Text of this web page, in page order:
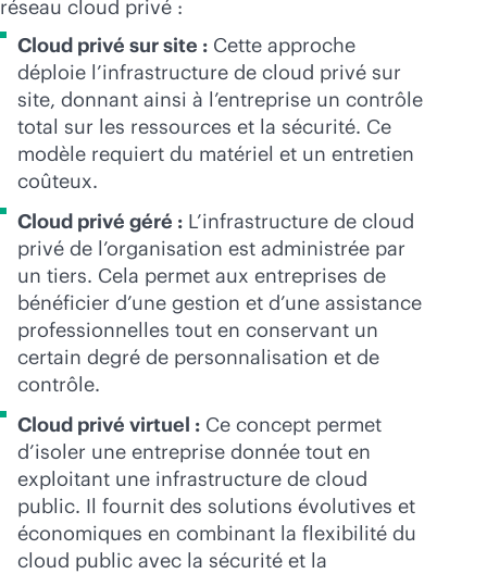
réseau cloud privé :
Cloud privé sur site : Cette approche
déploie l’infrastructure de cloud privé sur
site, donnant ainsi à l’entreprise un contrôle
total sur les ressources et la sécurité. Ce
modèle requiert du matériel et un entretien
coûteux.
Cloud privé géré : L’infrastructure de cloud
privé de l’organisation est administrée par
un tiers. Cela permet aux entreprises de
bénéficier d’une gestion et d’une assistance
professionnelles tout en conservant un
certain degré de personnalisation et de
contrôle.
Cloud privé virtuel : Ce concept permet
d’isoler une entreprise donnée tout en
exploitant une infrastructure de cloud
public. Il fournit des solutions évolutives et
économiques en combinant la flexibilité du
cloud public avec la sécurité et la